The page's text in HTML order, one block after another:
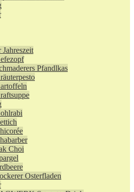
Jahreszeit
Pfandlkas
Choi
Osterfladen